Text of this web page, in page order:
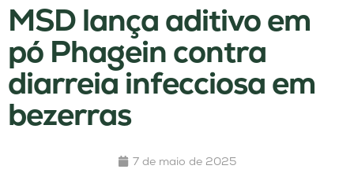
MSD lança aditivo em
pó Phagein contra
diarreia infecciosa em
bezerras
7 de maio de 2025